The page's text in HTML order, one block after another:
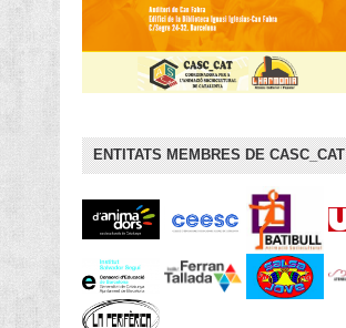
ENTITATS MEMBRES DE CASC_CAT